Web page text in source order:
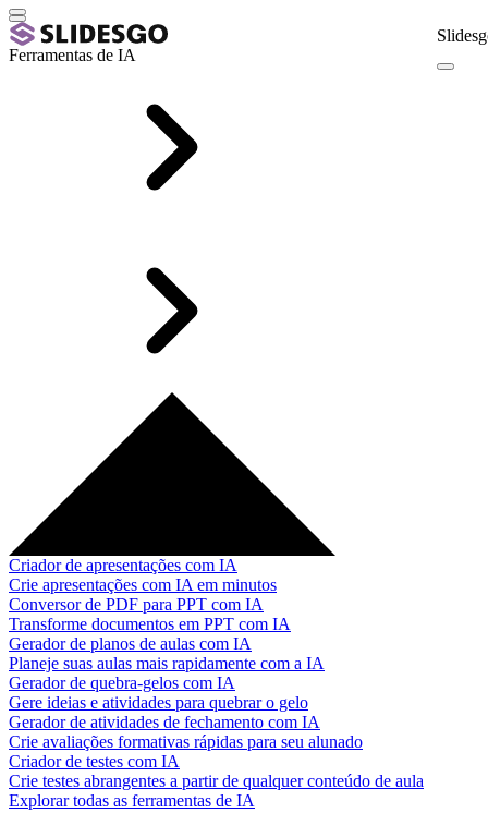
Ferramentas de IA
Criador de apresentações com IA
Crie apresentações com IA em minutos
Conversor de PDF para PPT com IA
Transforme documentos em PPT com IA
Gerador de planos de aulas com IA
Planeje suas aulas mais rapidamente com a IA
Gerador de quebra-gelos com IA
Gere ideias e atividades para quebrar o gelo
Gerador de atividades de fechamento com IA
Crie avaliações formativas rápidas para seu alunado
Criador de testes com IA
Crie testes abrangentes a partir de qualquer conteúdo de aula
Explorar todas as ferramentas de IA